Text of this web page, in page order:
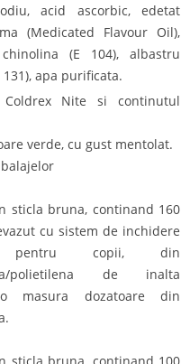
acid ascorbic, edetat
(Medicated Flavour Oil),
(E 104), albastru
131), apa purificata.
Nite si continutul
verde, cu gust mentolat.
sticla bruna, continand 160
cu sistem de inchidere
pentru copii, din
polietilena de inalta
masura dozatoare din